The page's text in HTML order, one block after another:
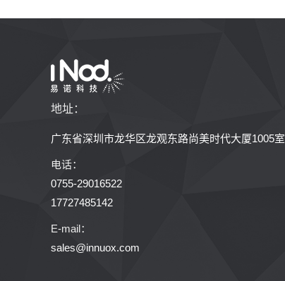
导
地址：
广东省深圳市龙华区龙观东路尚美时代大厦1005室
电话：
0755-29016522
17727485142
E-mail：
sales@innuox.com